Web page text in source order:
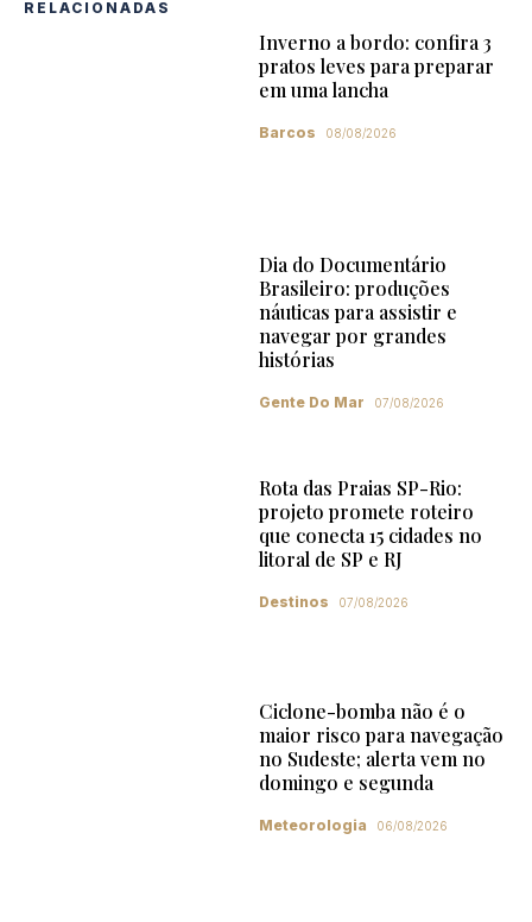
RELACIONADAS
Inverno a bordo: confira 3
pratos leves para preparar
em uma lancha
Barcos 08/08/2026
Dia do Documentário
Brasileiro: produções
náuticas para assistir e
navegar por grandes
histórias
Gente Do Mar 07/08/2026
Rota das Praias SP-Rio:
projeto promete roteiro
que conecta 15 cidades no
litoral de SP e RJ
Destinos 07/08/2026
Ciclone-bomba não é o
maior risco para navegação
no Sudeste; alerta vem no
domingo e segunda
Meteorologia 06/08/2026